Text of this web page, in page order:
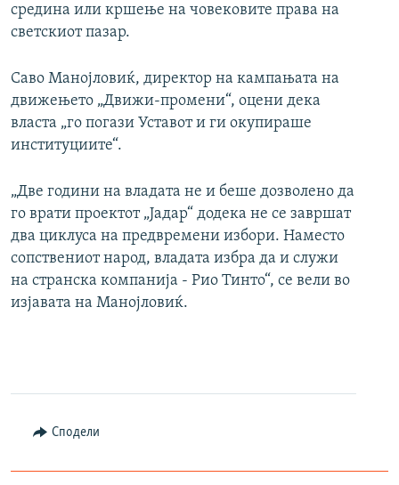
средина или кршење на човековите права на
светскиот пазар.
Саво Манојловиќ, директор на кампањата на
движењето „Движи-промени“, оцени дека
власта „го погази Уставот и ги окупираше
институциите“.
„Две години на владата не и беше дозволено да
го врати проектот „Јадар“ додека не се завршат
два циклуса на предвремени избори. Наместо
сопствениот народ, владата избра да и служи
на странска компанија - Рио Тинто“, се вели во
изјавата на Манојловиќ.
Сподели